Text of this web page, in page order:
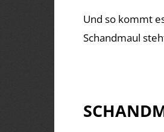
Und so kommt
Schandmaul